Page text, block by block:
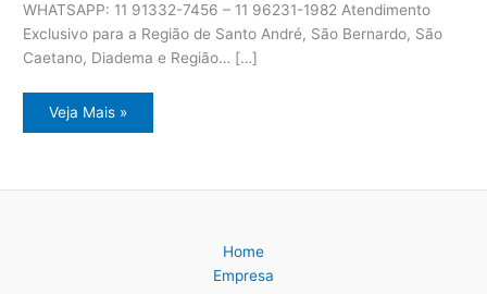
WHATSAPP: 11 91332-7456 – 11 96231-1982 Atendimento
Exclusivo para a Região de Santo André, São Bernardo, São
Caetano, Diadema e Região… […]
Assistência
Técnica
Veja Mais »
Home
Empresa